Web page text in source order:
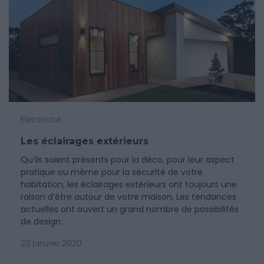
Electricité
Les éclairages extérieurs
Qu’ils soient présents pour la déco, pour leur aspect
pratique ou même pour la sécurité de votre
habitation, les éclairages extérieurs ont toujours une
raison d’être autour de votre maison. Les tendances
actuelles ont ouvert un grand nombre de possibilités
de design.
23 janvier 2020